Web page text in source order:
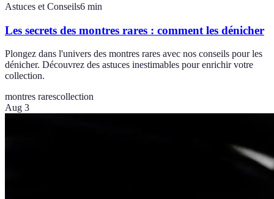
Astuces et Conseils6 min
Les secrets des montres rares : comment les dénicher
Plongez dans l'univers des montres rares avec nos conseils pour les
dénicher. Découvrez des astuces inestimables pour enrichir votre
collection.
montres rarescollection
Aug 3